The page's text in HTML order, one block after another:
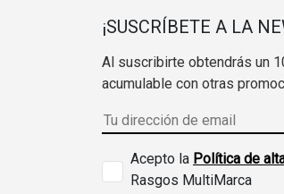
¡SUSCRÍBETE A LA
Al suscribirte obtendrás un
acumulable con otras
Acepto la Política de
Rasgos MultiMarca